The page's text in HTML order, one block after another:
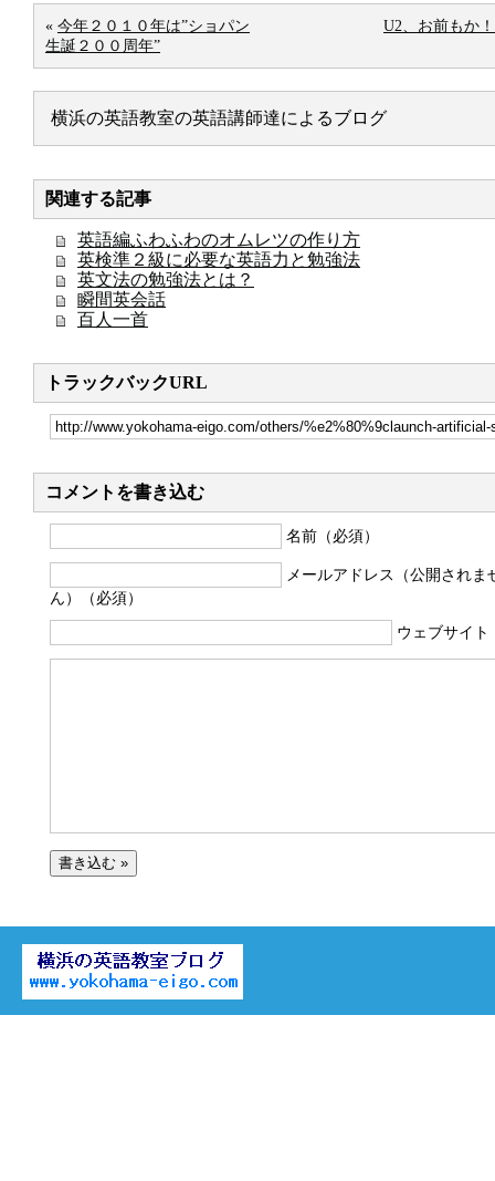
« 今年２０１０年は”ショパン
生誕２００周年”
U2、お前もか！
横浜の英語教室の英語講師達によるブログ
関連する記事
英語編ふわふわのオムレツの作り方
英検準２級に必要な英語力と勉強法
英文法の勉強法とは？
瞬間英会話
百人一首
トラックバックURL
コメントを書き込む
名前（必須）
メールアドレス（公開されま
ん）（必須）
ウェブサイト